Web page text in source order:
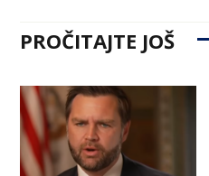
PROČITAJTE JOŠ